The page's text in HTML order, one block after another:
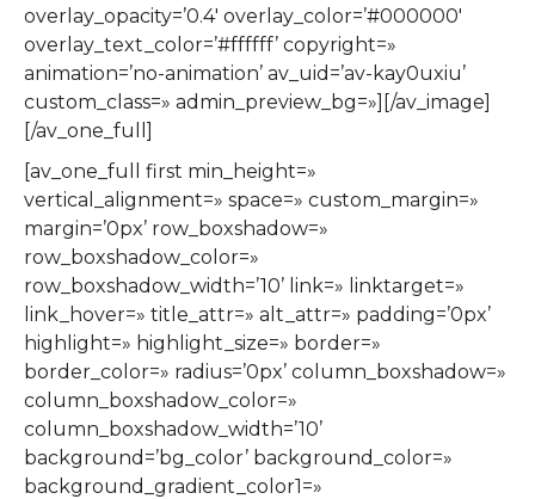
overlay_opacity=’0.4′ overlay_color=’#000000′
overlay_text_color=’#ffffff’ copyright=»
animation=’no-animation’ av_uid=’av-kay0uxiu’
custom_class=» admin_preview_bg=»][/av_image]
[/av_one_full]
[av_one_full first min_height=»
vertical_alignment=» space=» custom_margin=»
margin=’0px’ row_boxshadow=»
row_boxshadow_color=»
row_boxshadow_width=’10’ link=» linktarget=»
link_hover=» title_attr=» alt_attr=» padding=’0px’
highlight=» highlight_size=» border=»
border_color=» radius=’0px’ column_boxshadow=»
column_boxshadow_color=»
column_boxshadow_width=’10’
background=’bg_color’ background_color=»
background_gradient_color1=»